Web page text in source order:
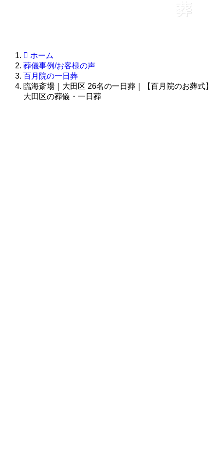
葬
ホーム
葬儀事例/お客様の声
百月院の一日葬
臨海斎場｜大田区 26名の一日葬｜【百月院のお葬式】
大田区の葬儀・一日葬